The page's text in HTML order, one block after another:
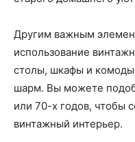
Другим важным
использование
столы, шкафы и
шарм. Вы можете
или 70-х годов, чтобы
винтажный интерьер.